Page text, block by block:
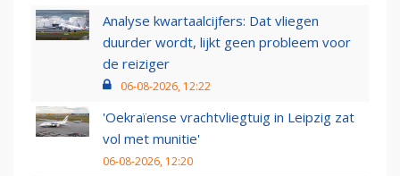
Analyse kwartaalcijfers: Dat vliegen
duurder wordt, lijkt geen probleem voor
de reiziger
06-08-2026, 12:22
'Oekraïense vrachtvliegtuig in Leipzig zat
vol met munitie'
06-08-2026, 12:20